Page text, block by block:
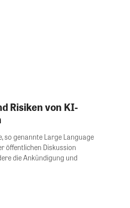
Risiken von KI-
so genannte Large Language
öffentlichen Diskussion
die Ankündigung und